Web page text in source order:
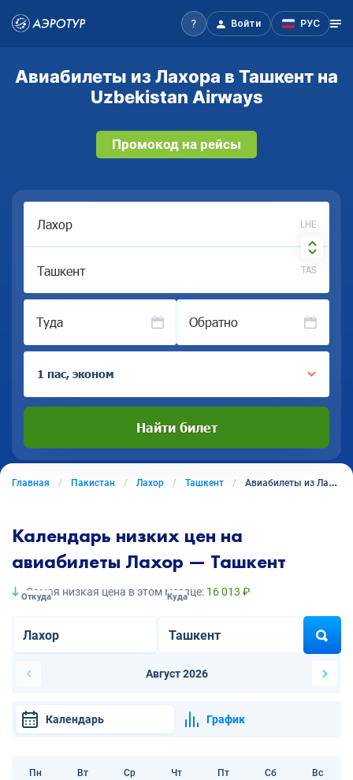
Войти РУС
Авиабилеты из Лахора в Ташкент на
Uzbekistan Airways
Промокод на рейсы
LHE
TAS
Туда Обратно
1 пас, эконом
Найти билет
Главная Пакистан Лахор Ташкент Авиабилеты из Лахора в Ташкент
Календарь низких цен на
авиабилеты Лахор — Ташкент
Самая низкая цена в этом месяце: 16 013 ₽
Откуда Куда
Август 2026
Календарь График
Пн Вт Ср Чт Пт Сб Вс